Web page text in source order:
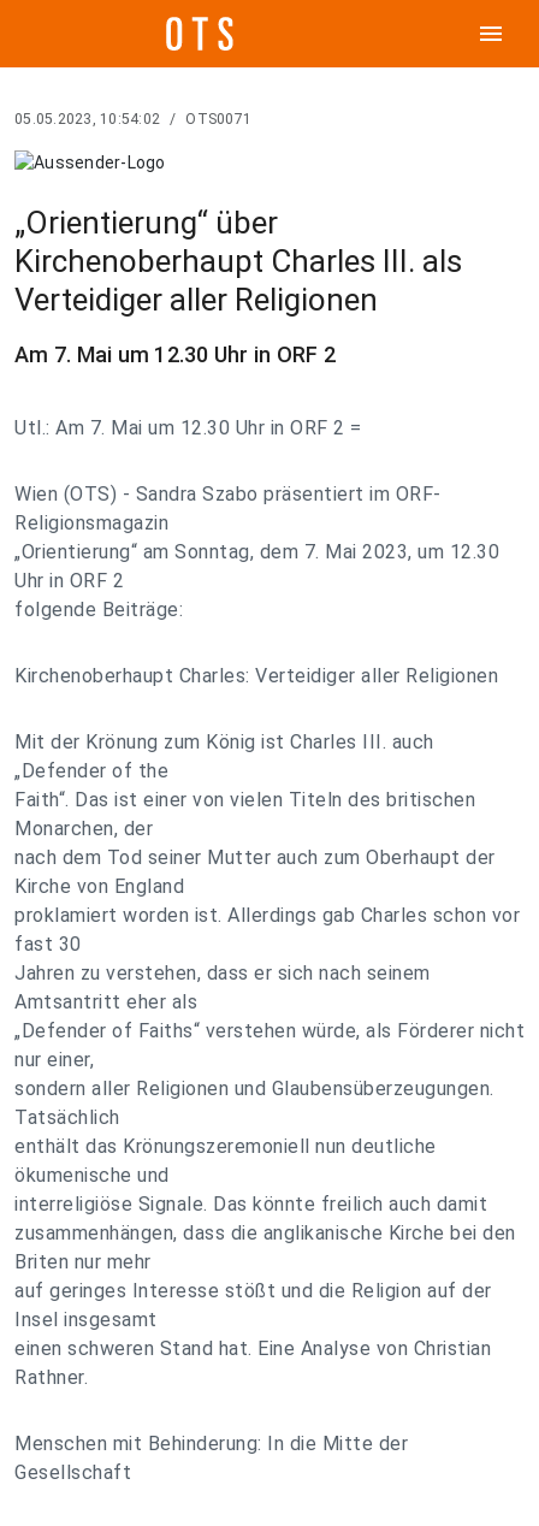
menu
05.05.2023, 10:54:02 / OTS0071
„Orientierung“ über
Kirchenoberhaupt Charles III. als
Verteidiger aller Religionen
Am 7. Mai um 12.30 Uhr in ORF 2
Utl.: Am 7. Mai um 12.30 Uhr in ORF 2 =
Wien (OTS) - Sandra Szabo präsentiert im ORF-
Religionsmagazin
„Orientierung“ am Sonntag, dem 7. Mai 2023, um 12.30
Uhr in ORF 2
folgende Beiträge:
Kirchenoberhaupt Charles: Verteidiger aller Religionen
Mit der Krönung zum König ist Charles III. auch
„Defender of the
Faith“. Das ist einer von vielen Titeln des britischen
Monarchen, der
nach dem Tod seiner Mutter auch zum Oberhaupt der
Kirche von England
proklamiert worden ist. Allerdings gab Charles schon vor
fast 30
Jahren zu verstehen, dass er sich nach seinem
Amtsantritt eher als
„Defender of Faiths“ verstehen würde, als Förderer nicht
nur einer,
sondern aller Religionen und Glaubensüberzeugungen.
Tatsächlich
enthält das Krönungszeremoniell nun deutliche
ökumenische und
interreligiöse Signale. Das könnte freilich auch damit
zusammenhängen, dass die anglikanische Kirche bei den
Briten nur mehr
auf geringes Interesse stößt und die Religion auf der
Insel insgesamt
einen schweren Stand hat. Eine Analyse von Christian
Rathner.
Menschen mit Behinderung: In die Mitte der
Gesellschaft